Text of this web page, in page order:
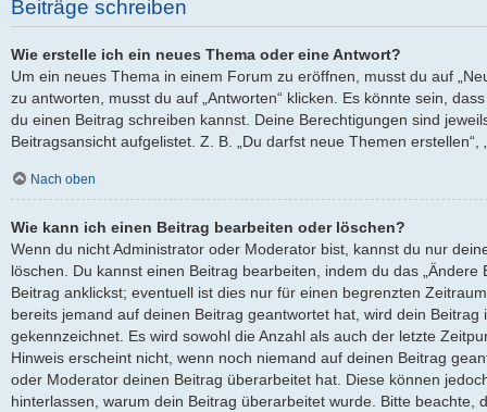
Beiträge schreiben
Wie erstelle ich ein neues Thema oder eine Antwort?
Um ein neues Thema in einem Forum zu eröffnen, musst du auf
zu antworten, musst du auf „Antworten“ klicken. Es könnte sein,
du einen Beitrag schreiben kannst. Deine Berechtigungen sind
Beitragsansicht aufgelistet. Z. B. „Du darfst neue Themen erstellen“,
Nach oben
Wie kann ich einen Beitrag bearbeiten oder löschen?
Wenn du nicht Administrator oder Moderator bist, kannst du nur
löschen. Du kannst einen Beitrag bearbeiten, indem du das
Beitrag anklickst; eventuell ist dies nur für einen begrenzten
bereits jemand auf deinen Beitrag geantwortet hat, wird dein
gekennzeichnet. Es wird sowohl die Anzahl als auch der letzte
Hinweis erscheint nicht, wenn noch niemand auf deinen Beitrag
oder Moderator deinen Beitrag überarbeitet hat. Diese können
hinterlassen, warum dein Beitrag überarbeitet wurde. Bitte beachte,